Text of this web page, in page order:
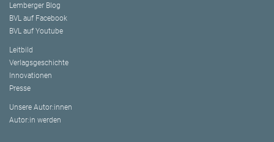
Lemberger Blog
BVL auf Facebook
BVL auf Youtube
Leitbild
Verlagsgeschichte
Innovationen
Presse
Unsere Autor:innen
Autor:in werden